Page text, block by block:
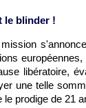
le blinder !
libératoire,
une telle
le prodige de 21